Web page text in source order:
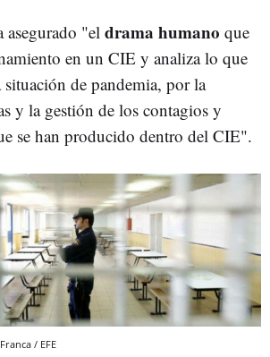
"el drama humano que
en un CIE y analiza lo que
situación de pandemia, por la
y la gestión de los contagios y
se han producido dentro del CIE".
/ EFE